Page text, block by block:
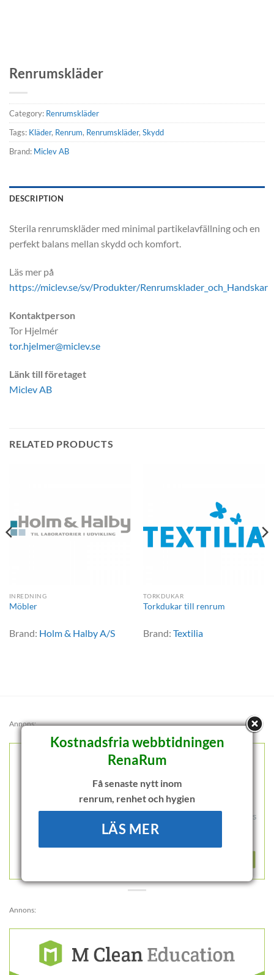
Renrumskläder
Category: Renrumskläder
Tags: Kläder, Renrum, Renrumskläder, Skydd
Brand: Miclev AB
DESCRIPTION
Sterila renrumskläder med minimal partikelavfällning och en
perfekt balans mellan skydd och komfort.
Läs mer på
https://miclev.se/sv/Produkter/Renrumsklader_och_Handskar
Kontaktperson
Tor Hjelmér
tor.hjelmer@miclev.se
Länk till företaget
Miclev AB
RELATED PRODUCTS
INREDNING
Möbler
Brand: Holm & Halby A/S
TORKDUKAR
Torkdukar till renrum
Brand: Textilia
Annons:
Annons:
Kostnadsfria webbtidningen
RenaRum
Få senaste nytt inom
renrum, renhet och hygien
LÄS MER